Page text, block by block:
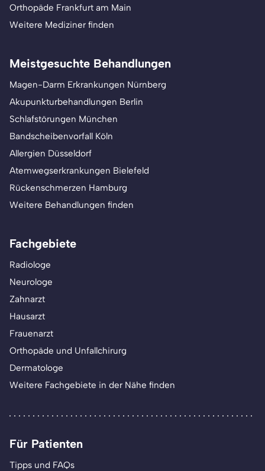
Orthopäde Frankfurt am Main
Weitere Mediziner finden
Meistgesuchte Behandlungen
Magen-Darm Erkrankungen Nürnberg
Akupunkturbehandlungen Berlin
Schlafstörungen München
Bandscheibenvorfall Köln
Allergien Düsseldorf
Atemwegserkrankungen Bielefeld
Rückenschmerzen Hamburg
Weitere Behandlungen finden
Fachgebiete
Radiologe
Neurologe
Zahnarzt
Hausarzt
Frauenarzt
Orthopäde und Unfallchirurg
Dermatologe
Weitere Fachgebiete in der Nähe finden
Für Patienten
Tipps und FAQs